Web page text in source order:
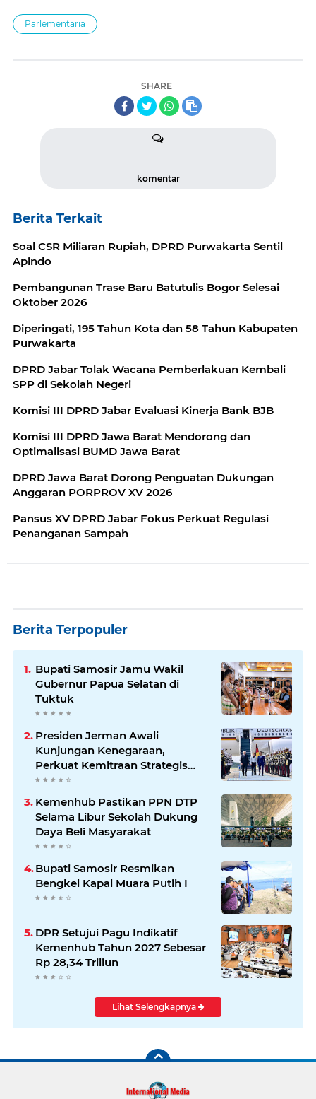
Parlementaria
SHARE
komentar
Berita Terkait
Soal CSR Miliaran Rupiah, DPRD Purwakarta Sentil
Apindo
Pembangunan Trase Baru Batutulis Bogor Selesai
Oktober 2026
Diperingati, 195 Tahun Kota dan 58 Tahun Kabupaten
Purwakarta
DPRD Jabar Tolak Wacana Pemberlakuan Kembali
SPP di Sekolah Negeri
Komisi III DPRD Jabar Evaluasi Kinerja Bank BJB
Komisi III DPRD Jawa Barat Mendorong dan
Optimalisasi BUMD Jawa Barat
DPRD Jawa Barat Dorong Penguatan Dukungan
Anggaran PORPROV XV 2026
Pansus XV DPRD Jabar Fokus Perkuat Regulasi
Penanganan Sampah
Berita Terpopuler
Bupati Samosir Jamu Wakil
Gubernur Papua Selatan di
Tuktuk
Presiden Jerman Awali
Kunjungan Kenegaraan,
Perkuat Kemitraan Strategis
Indonesia–Jerman
Kemenhub Pastikan PPN DTP
Selama Libur Sekolah Dukung
Daya Beli Masyarakat
Bupati Samosir Resmikan
Bengkel Kapal Muara Putih I
DPR Setujui Pagu Indikatif
Kemenhub Tahun 2027 Sebesar
Rp 28,34 Triliun
Lihat Selengkapnya